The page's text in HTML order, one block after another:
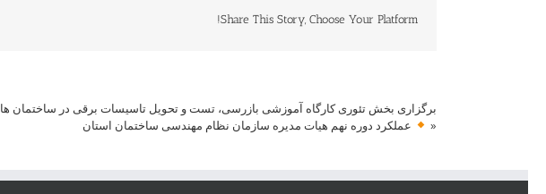
Share This Story, Choose Your Platform!
برگزاری بخش تئوری کارگاه آموزشی بازرسی، تست و تحویل تاسیسات برقی در ساختمان ها
«
عملکرد دوره نهم هیات مدیره سازمان نظام مهندسی ساختمان استان